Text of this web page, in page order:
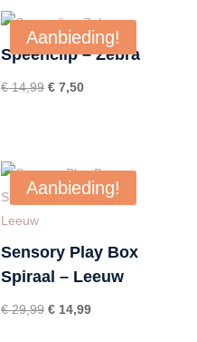
Aanbieding!
Speenclip – Zebra
€14,99 Oorspronkelijke
€ 7,50Huidige
Aanbieding!
Sensory Play Box
Spiraal – Leeuw
€29,99 Oorspronkelijke
€ 14,99Huidige